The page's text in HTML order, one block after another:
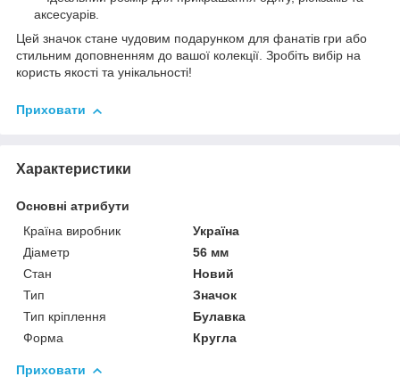
аксесуарів.
Цей значок стане чудовим подарунком для фанатів гри або
стильним доповненням до вашої колекції. Зробіть вибір на
користь якості та унікальності!
Приховати
Характеристики
Основні атрибути
Країна виробник
Україна
Діаметр
56 мм
Стан
Новий
Тип
Значок
Тип кріплення
Булавка
Форма
Кругла
Приховати